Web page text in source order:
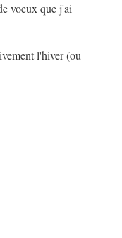
voeux que j'ai
l'hiver (ou